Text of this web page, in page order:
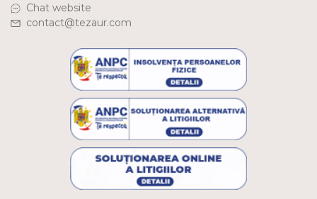
Chat website
contact@tezaur.com